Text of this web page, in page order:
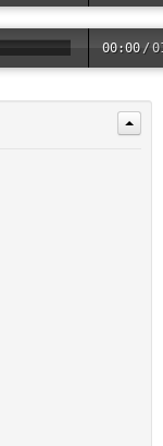
00:00 /